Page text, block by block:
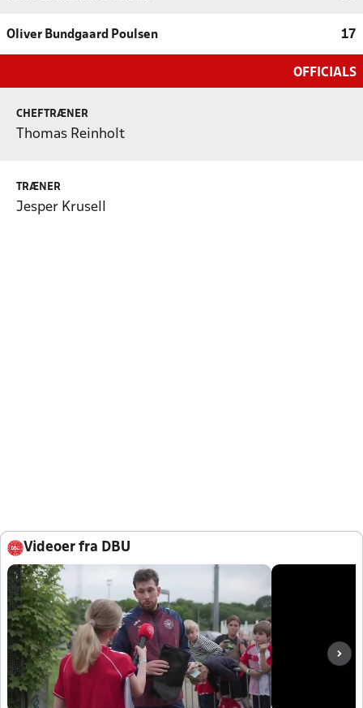
Oliver Bundgaard Poulsen 17
OFFICIALS
CHEFTRÆNER
Thomas Reinholt
TRÆNER
Jesper Krusell
Videoer fra DBU